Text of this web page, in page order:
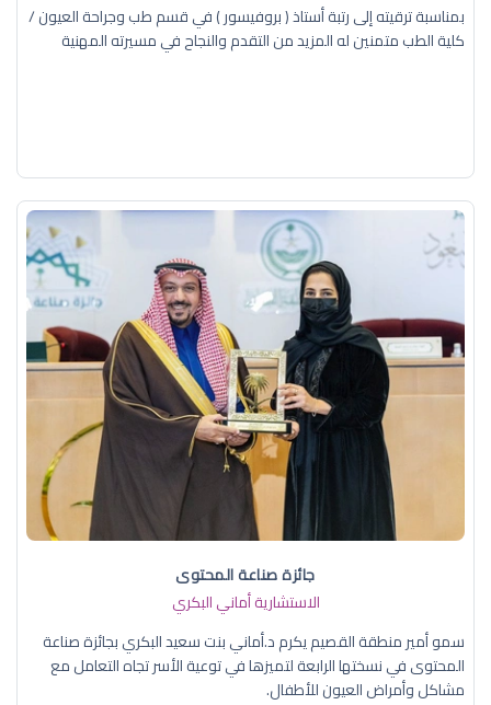
بمناسبة ترقيته إلى رتبة أستاذ ( بروفيسور ) في قسم طب وجراحة العيون /
كلية الطب متمنين له المزيد من التقدم والنجاح في مسيرته المهنية
جائزة صناعة المحتوى
الاستشارية أماني البكري
سمو أمير منطقة القصيم يكرم د.أماني بنت سعيد البكري بجائزة صناعة
المحتوى في نسختها الرابعة لتميزها في توعية الأسر تجاه التعامل مع
مشاكل وأمراض العيون للأطفال.